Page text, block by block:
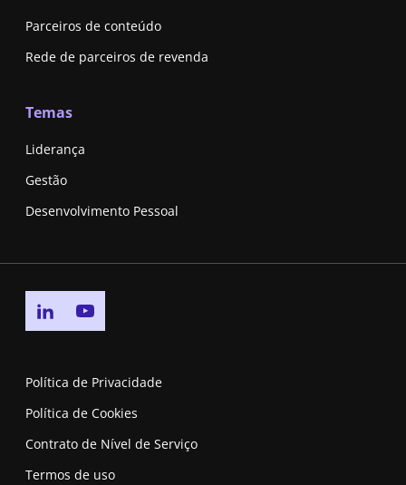
Parceiros de conteúdo
Rede de parceiros de revenda
Temas
Liderança
Gestão
Desenvolvimento Pessoal
Go to linkedin page
Política de Privacidade
Política de Cookies
Contrato de Nível de Serviço
Termos de uso